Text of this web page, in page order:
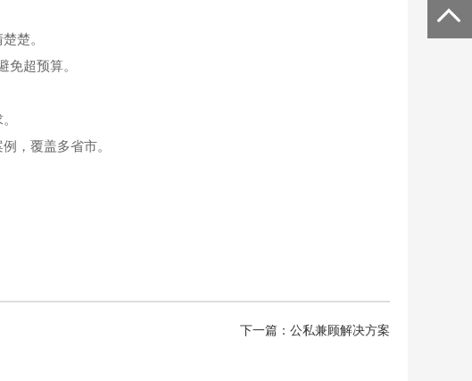
楚。
免超预算。
，覆盖多省市。
下一篇：公私兼顾解决方案